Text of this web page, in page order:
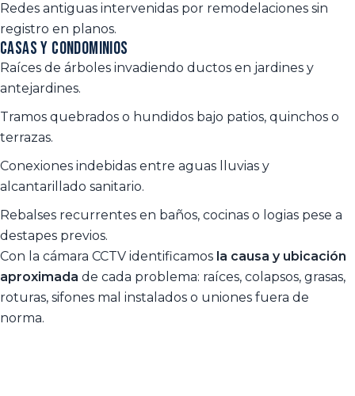
Redes antiguas intervenidas por remodelaciones sin
registro en planos.
Casas y condominios
Raíces de árboles invadiendo ductos en jardines y
antejardines.
Tramos quebrados o hundidos bajo patios, quinchos o
terrazas.
Conexiones indebidas entre aguas lluvias y
alcantarillado sanitario.
Rebalses recurrentes en baños, cocinas o logias pese a
destapes previos.
Con la cámara CCTV identificamos la causa y ubicación
aproximada de cada problema: raíces, colapsos, grasas,
roturas, sifones mal instalados o uniones fuera de
norma.